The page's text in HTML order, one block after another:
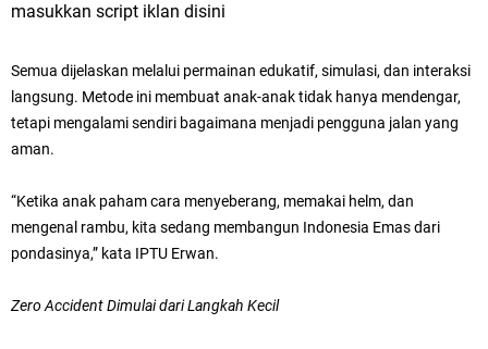
masukkan script iklan disini
Semua dijelaskan melalui permainan edukatif, simulasi, dan interaksi
langsung. Metode ini membuat anak-anak tidak hanya mendengar,
tetapi mengalami sendiri bagaimana menjadi pengguna jalan yang
aman.
“Ketika anak paham cara menyeberang, memakai helm, dan
mengenal rambu, kita sedang membangun Indonesia Emas dari
pondasinya,” kata IPTU Erwan.
Zero Accident Dimulai dari Langkah Kecil